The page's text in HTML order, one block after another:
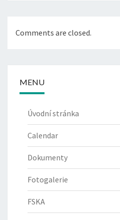
Comments are closed.
MENU
Úvodní stránka
Calendar
Dokumenty
Fotogalerie
FSKA